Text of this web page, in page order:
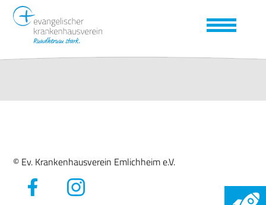
© Ev. Krankenhausverein Emlichheim e.V.